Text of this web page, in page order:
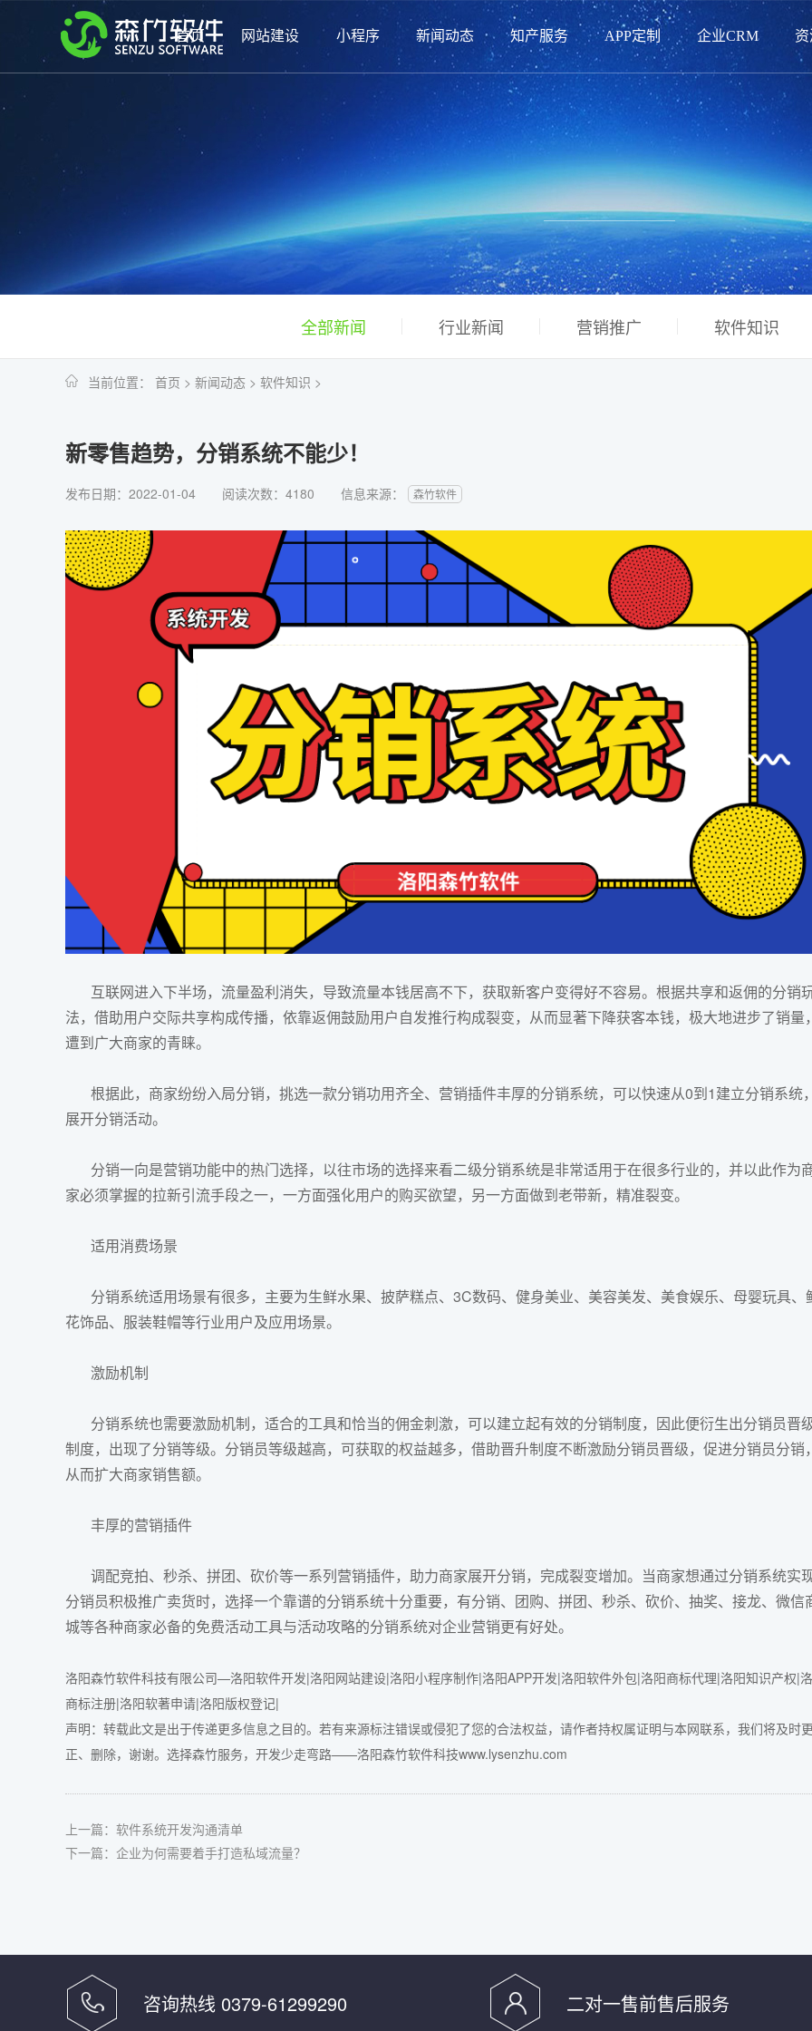
首页 网站建设 小程序 新闻动态 知产服务 APP定制 企业CRM
全部新闻 行业新闻 营销推广 软件知识
当前位置： 首页 > 新闻动态 > 软件知识 >
新零售趋势，分销系统不能少！
发布日期：2022-01-04 阅读次数：4180 信息来源： 森竹软件
互联网进入下半场，流量盈利消失，导致流量本钱居高不下，获取新客户变得好不容易。根据共享和返佣的分销
法，借助用户交际共享构成传播，依靠返佣鼓励用户自发推行构成裂变，从而显著下降获客本钱，极大地进步了销量，
遭到广大商家的青睐。
根据此，商家纷纷入局分销，挑选一款分销功用齐全、营销插件丰厚的分销系统，可以快速从0到1建立分销系统，
展开分销活动。
分销一向是营销功能中的热门选择，以往市场的选择来看二级分销系统是非常适用于在很多行业的，并以此作为
家必须掌握的拉新引流手段之一，一方面强化用户的购买欲望，另一方面做到老带新，精准裂变。
适用消费场景
分销系统适用场景有很多，主要为生鲜水果、披萨糕点、3C数码、健身美业、美容美发、美食娱乐、母婴玩具、
花饰品、服装鞋帽等行业用户及应用场景。
激励机制
分销系统也需要激励机制，适合的工具和恰当的佣金刺激，可以建立起有效的分销制度，因此便衍生出分销员晋
制度，出现了分销等级。分销员等级越高，可获取的权益越多，借助晋升制度不断激励分销员晋级，促进分销员分销，
从而扩大商家销售额。
丰厚的营销插件
调配竞拍、秒杀、拼团、砍价等一系列营销插件，助力商家展开分销，完成裂变增加。当商家想通过分销系统实
分销员积极推广卖货时，选择一个靠谱的分销系统十分重要，有分销、团购、拼团、秒杀、砍价、抽奖、接龙、微信
城等各种商家必备的免费活动工具与活动攻略的分销系统对企业营销更有好处。
洛阳森竹软件科技有限公司—洛阳软件开发|洛阳网站建设|洛阳小程序制作|洛阳APP开发|洛阳软件外包|洛阳商标代理|洛阳知识产权|
商标注册|洛阳软著申请|洛阳版权登记|
声明：转载此文是出于传递更多信息之目的。若有来源标注错误或侵犯了您的合法权益，请作者持权属证明与本网联系，我们将及时更
正、删除，谢谢。选择森竹服务，开发少走弯路——洛阳森竹软件科技www.lysenzhu.com
上一篇： 软件系统开发沟通清单
下一篇： 企业为何需要着手打造私域流量？
咨询热线 0379-61299290 二对一售前售后服务